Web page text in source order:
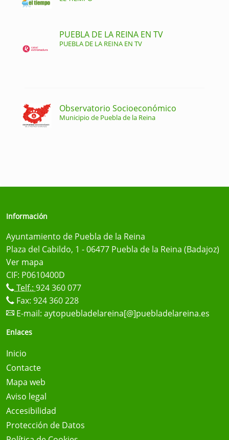
PUEBLA DE LA REINA EN TV
PUEBLA DE LA REINA EN TV
Observatorio Socioeconómico
Municipio de Puebla de la Reina
Información
Ayuntamiento de Puebla de la Reina
Plaza del Cabildo, 1 - 06477 Puebla de la Reina (Badajoz)
Ver mapa
CIF: P0610400D
Telf.: 924 360 077
Fax: 924 360 228
E-mail: aytopuebladelareina[@]puebladelareina.es
Enlaces
Inicio
Contacte
Mapa web
Aviso legal
Accesibilidad
Protección de Datos